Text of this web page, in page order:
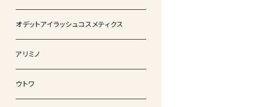
オデットアイラッシュコスメティクス
アリミノ
ウトワ